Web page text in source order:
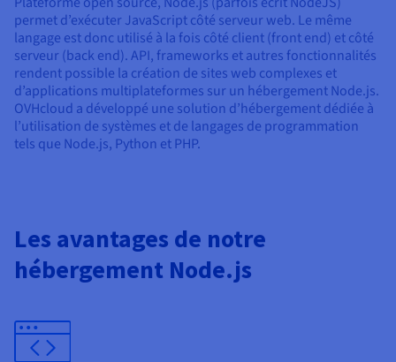
permet d’exécuter JavaScript côté serveur web. Le même
langage est donc utilisé à la fois côté client (front end) et côté
serveur (back end). API, frameworks et autres fonctionnalités
rendent possible la création de sites web complexes et
d’applications multiplateformes sur un hébergement Node.js.
OVHcloud a développé une solution d’hébergement dédiée à
l’utilisation de systèmes et de langages de programmation
tels que Node.js, Python et PHP.
Les avantages de notre
hébergement Node.js